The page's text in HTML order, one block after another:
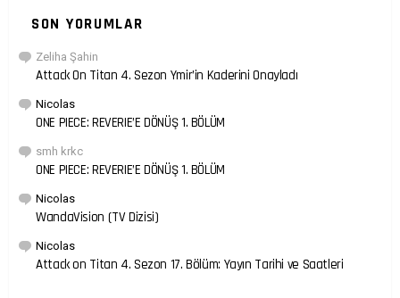
SON YORUMLAR
Zeliha Şahin
Attack On Titan 4. Sezon Ymir’in Kaderini Onayladı
Nicolas
ONE PIECE: REVERIE’E DÖNÜŞ 1. BÖLÜM
smh krkc
ONE PIECE: REVERIE’E DÖNÜŞ 1. BÖLÜM
Nicolas
WandaVision (TV Dizisi)
Nicolas
Attack on Titan 4. Sezon 17. Bölüm: Yayın Tarihi ve Saatleri